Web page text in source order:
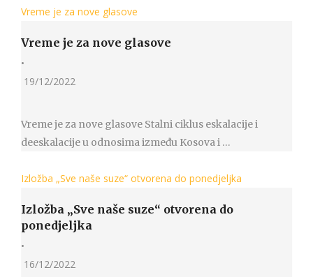
Vreme je za nove glasove
Vreme je za nove glasove
•
19/12/2022
Vreme je za nove glasove Stalni ciklus eskalacije i
deeskalacije u odnosima između Kosova i …
Izložba „Sve naše suze“ otvorena do ponedjeljka
Izložba „Sve naše suze“ otvorena do
ponedjeljka
•
16/12/2022